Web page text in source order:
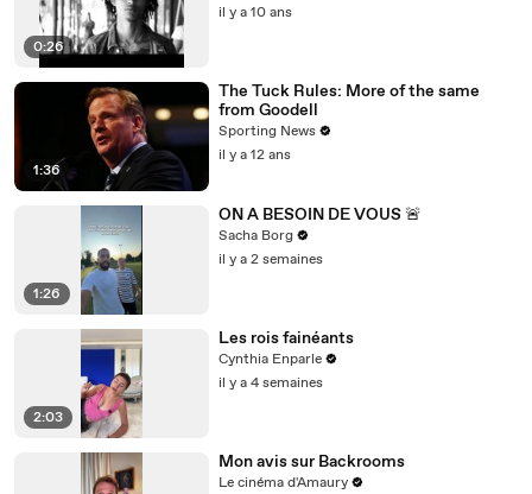
0:26
il y a 10 ans
1:36
The Tuck Rules: More of the same
from Goodell
Sporting News
il y a 12 ans
1:26
ON A BESOIN DE VOUS 🚨
Sacha Borg
il y a 2 semaines
2:03
Les rois fainéants
Cynthia Enparle
il y a 4 semaines
Mon avis sur Backrooms
Le cinéma d'Amaury